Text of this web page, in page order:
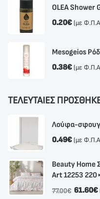
OLEA Shower
0.20€ (με
Mesogeios
0.38€ (με
ΤΕΛΕΥΤΑΙΕΣ
Λούφα-
0.49€ (με
Beauty Home
Αrt 12253
77.00€ 61.60€